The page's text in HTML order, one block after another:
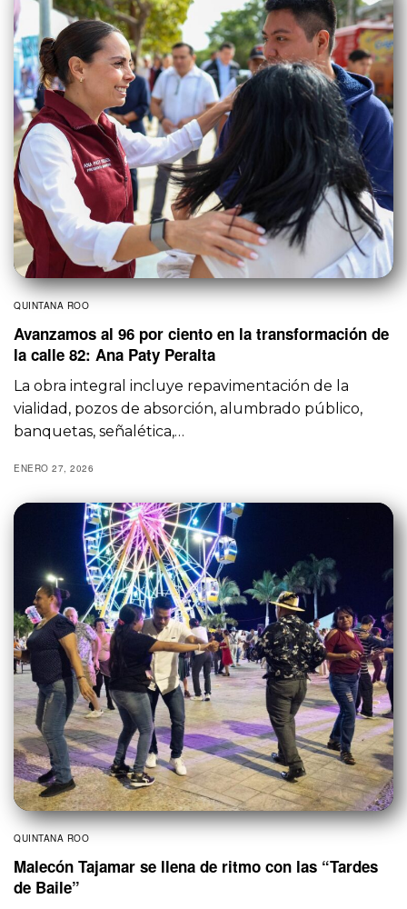
QUINTANA ROO
Avanzamos al 96 por ciento en la transformación de
la calle 82: Ana Paty Peralta
La obra integral incluye repavimentación de la
vialidad, pozos de absorción, alumbrado público,
banquetas, señalética,…
ENERO 27, 2026
QUINTANA ROO
Malecón Tajamar se llena de ritmo con las “Tardes
de Baile”